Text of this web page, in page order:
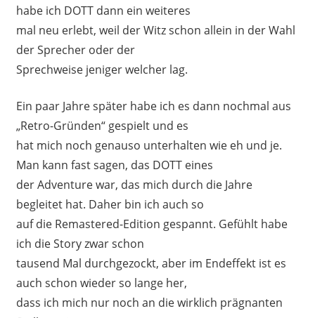
habe ich DOTT dann ein weiteres
mal neu erlebt, weil der Witz schon allein in der Wahl
der Sprecher oder der
Sprechweise jeniger welcher lag.
Ein paar Jahre später habe ich es dann nochmal aus
„Retro-Gründen“ gespielt und es
hat mich noch genauso unterhalten wie eh und je.
Man kann fast sagen, das DOTT eines
der Adventure war, das mich durch die Jahre
begleitet hat. Daher bin ich auch so
auf die Remastered-Edition gespannt. Gefühlt habe
ich die Story zwar schon
tausend Mal durchgezockt, aber im Endeffekt ist es
auch schon wieder so lange her,
dass ich mich nur noch an die wirklich prägnanten